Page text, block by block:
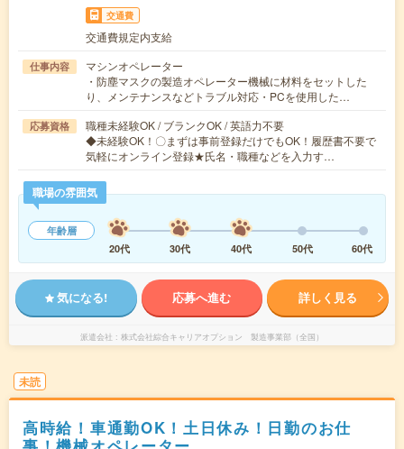
交通費
交通費規定内支給
仕事内容
マシンオペレーター
・防塵マスクの製造オペレーター機械に材料をセットした
り、メンテナンスなどトラブル対応・PCを使用した…
応募資格
職種未経験OK / ブランクOK / 英語力不要
◆未経験OK！〇まずは事前登録だけでもOK！履歴書不要で
気軽にオンライン登録★氏名・職種などを入力す…
職場の雰囲気
年齢層
20代
30代 40代 50代 60代
気になる! 応募へ進む 詳しく見る
派遣会社 株式会社綜合キャリアオプション 製造事業部（全国）
未読
高時給！車通勤OK！土日休み！日勤のお仕